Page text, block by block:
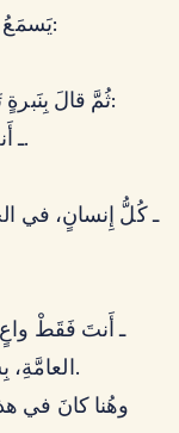
يَسمَعُ تِلميذًا يَصِلُ بِنَفسِهِ إلى ما كانَ يُريدُ قَولَهُ:
ثُمَّ قالَ بِنَبرةٍ تَحمِلُ تَعزيةً فَلسَفيّةً حَقيقيّةً لا تَصَنُّعَ فيها:
ـ أَنتَ لَستَ في مَوقِفٍ فَريدٍ تَمامًا، يا سامِرُ.
ـ كُلُّ إِنسانٍ، في
ـ أَنتَ فَقَطْ واعٍ
العامَّةِ، بِسَبَبِ فُجوةٍ مُحَدَّدةٍ وواضِحةٍ في ذاكِرَتِكَ.
وهُنا كانَ في